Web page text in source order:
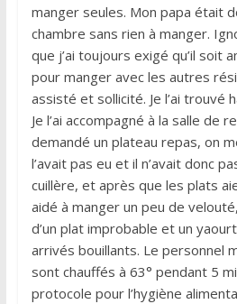
manger seules. Mon papa était
chambre sans rien à manger.
que j’ai toujours exigé qu’il soit
pour manger avec les autres
assisté et sollicité. Je l’ai trouvé
Je l’ai accompagné à la salle de
demandé un plateau repas, on
l’avait pas eu et il n’avait donc
cuillère, et après que les plats
aidé à manger un peu de
d’un plat improbable et un
arrivés bouillants. Le personnel
sont chauffés à 63° pendant 5
protocole pour l’hygiène